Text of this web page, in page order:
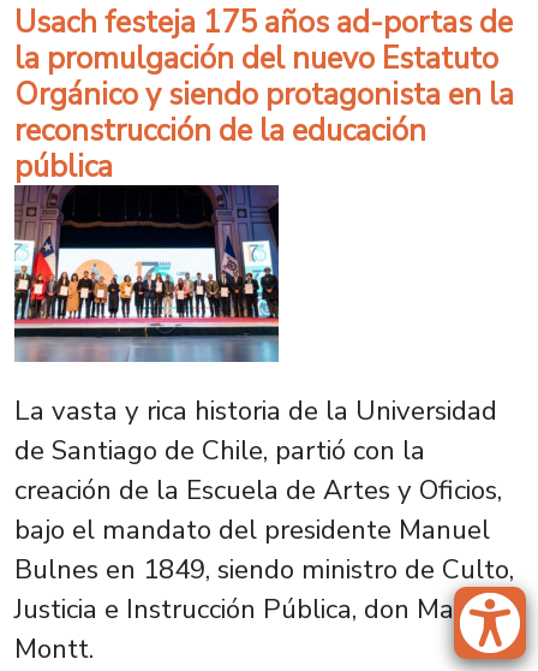
Usach festeja 175 años ad-portas de
la promulgación del nuevo Estatuto
Orgánico y siendo protagonista en la
reconstrucción de la educación
pública
La vasta y rica historia de la Universidad
de Santiago de Chile, partió con la
creación de la Escuela de Artes y Oficios,
bajo el mandato del presidente Manuel
Bulnes en 1849, siendo ministro de Culto,
Justicia e Instrucción Pública, don Manuel
Montt.